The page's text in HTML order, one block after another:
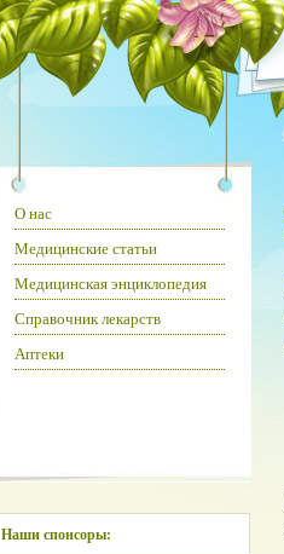
О нас
Медицинские статьи
Медицинская энциклопедия
Справочник лекарств
Аптеки
Наши спонсоры: